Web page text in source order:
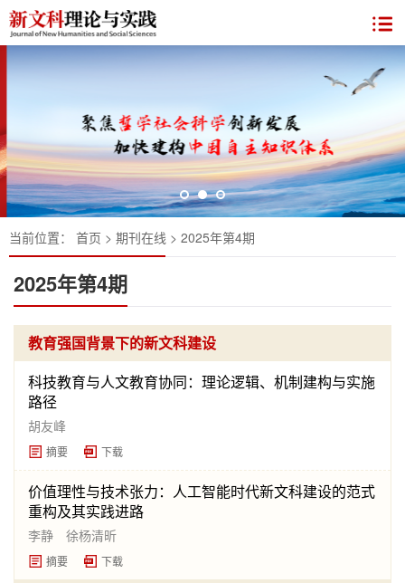
当前位置： 首页 > 期刊在线 > 2025年第4期
2025年第4期
教育强国背景下的新文科建设
科技教育与人文教育协同：理论逻辑、机制建构与实施
路径
胡友峰
摘要 下载
价值理性与技术张力：人工智能时代新文科建设的范式
重构及其实践进路
李静 徐杨清昕
摘要 下载